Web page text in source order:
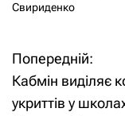
Свириденко
Н
а
Попередній:
Кабмін виділяє
укриттів у